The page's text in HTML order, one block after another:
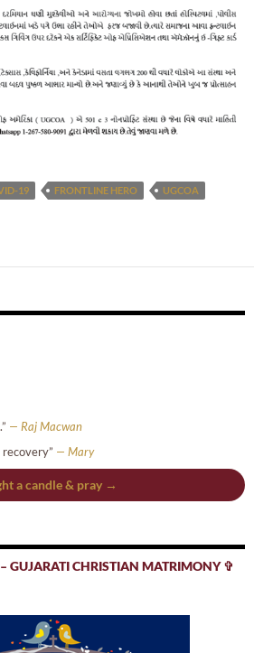
19 FRONTLINE HERO
UGCOA
— Raj Macwan
— Mary
a candle & pray →
GUJARATI CHRISTIAN MATRIMONY ✞